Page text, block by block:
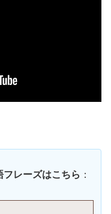
レーズはこちら ：